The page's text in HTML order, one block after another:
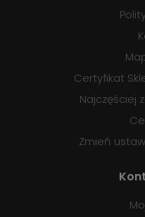
Certyfikat
Najczęściej
Zmień